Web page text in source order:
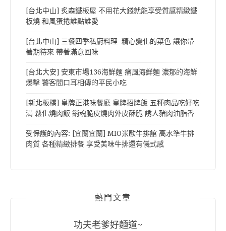
[台北中山] 炙森鐵板屋 不用花大錢就能享受質感精緻鐵
板燒 和風蛋捲誰點誰愛
[台北中山] 三餐四季私廚料理 精心變化的菜色 讓你帶
著期待來 帶著滿意回味
[台北大安] 安東市場136海鮮麵 痛風海鮮麵 濃郁的海鮮
爆擊 饕客間口耳相傳的平民小吃
[新北板橋] 皇牌正港味餐廳 皇牌招牌飯 五種肉品吃好吃
滿 鬆化燒肉飯 銷魂脆皮燒肉外皮酥脆 誘人豬肉油脂香
受保護的內容: [宜蘭宜蘭] MIO米歐牛排館 高水準牛排
肉質 各種精緻排餐 享受美味牛排還有儀式感
熱門文章
功夫老爹好麵道~